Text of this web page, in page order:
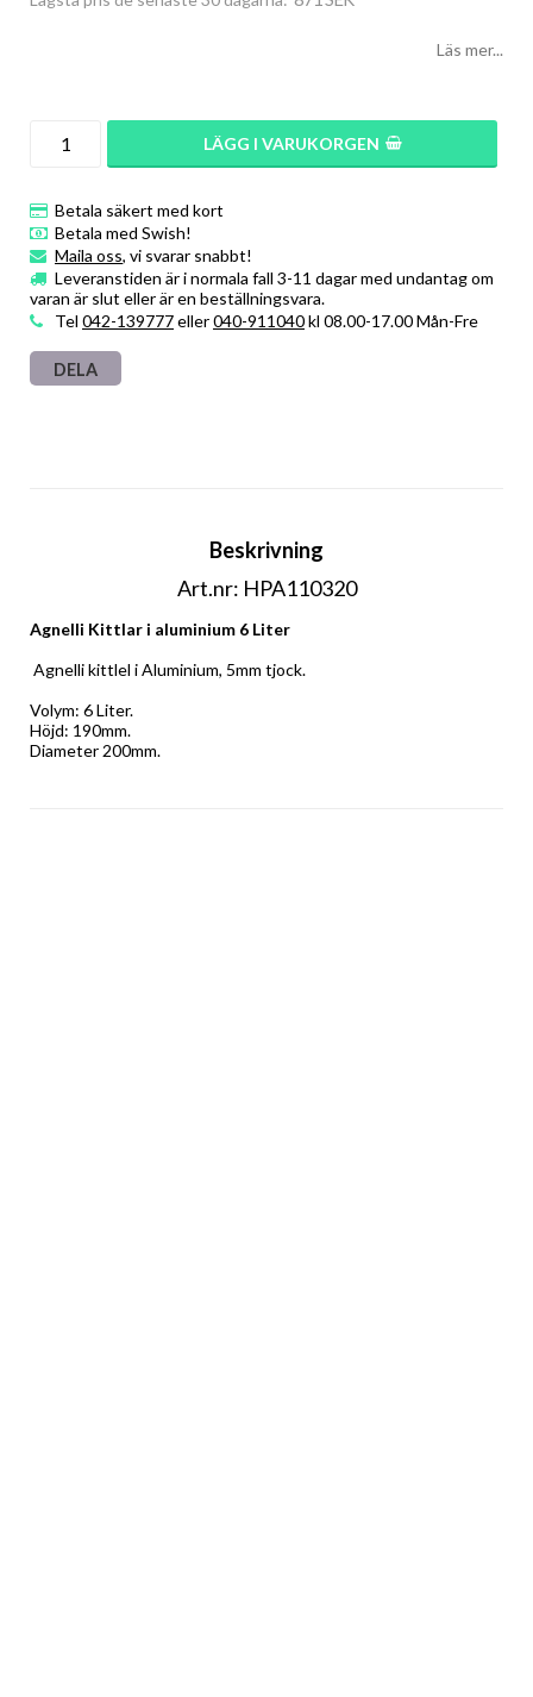
Läs mer...
LÄGG I VARUKORGEN
Betala säkert med kort
Betala med Swish!
Maila oss, vi svarar snabbt!
Leveranstiden är i normala fall 3-11 dagar med undantag om
varan är slut eller är en beställningsvara.
Tel 042-139777eller040-911040kl 08.00-17.00 Mån-Fre
DELA
Beskrivning
Art.nr: HPA110320
Agnelli Kittlar i aluminium 6 Liter
Agnelli kittlel i Aluminium, 5mm tjock.
Volym: 6 Liter.
Höjd: 190mm.
Diameter 200mm.